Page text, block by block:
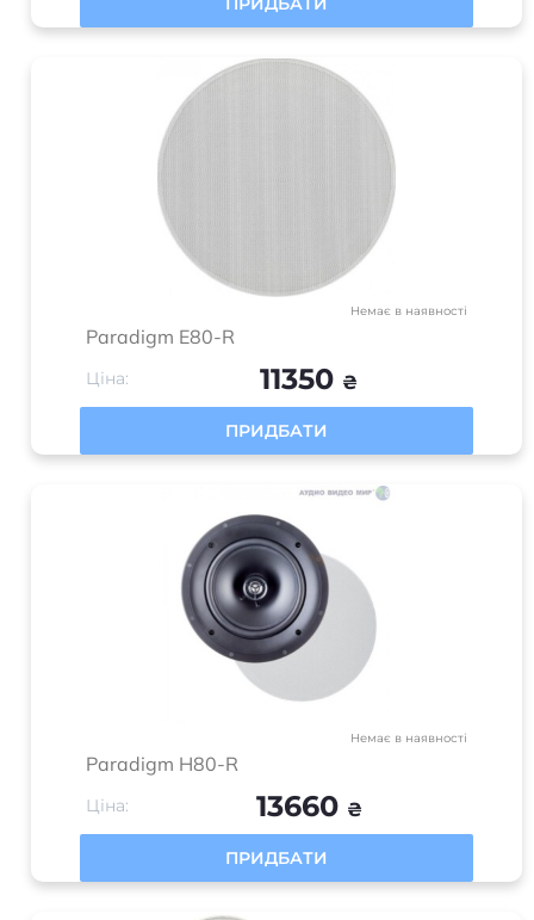
Немає в наявності
Paradigm E80-R
Ціна: 11350 ₴
ПРИДБАТИ
Немає в наявності
Paradigm H80-R
Ціна: 13660 ₴
ПРИДБАТИ